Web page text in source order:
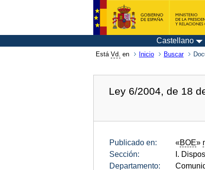
Castellano
Está Vd. en Inicio Buscar
Ley 6/2004, de 18
Publicado en: «BOE»
Sección:
I.
Departamento: